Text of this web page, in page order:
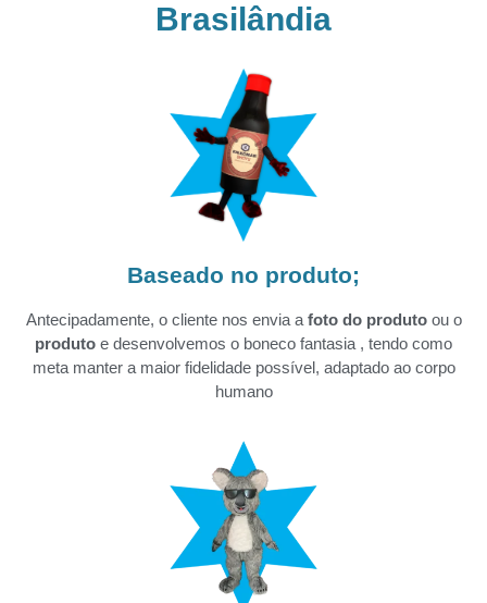
Brasilândia
Baseado no produto;
Antecipadamente, o cliente nos envia a foto do produtoou o
produto e desenvolvemos o boneco fantasia , tendo como
meta manter a maior fidelidade possível, adaptado ao corpo
humano